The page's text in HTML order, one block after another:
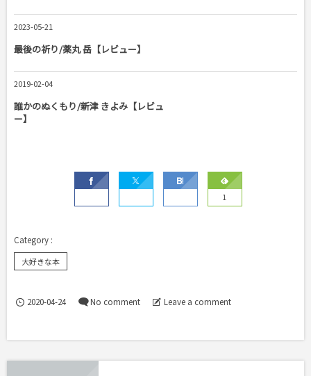
2023-05-21
最後の祈り/薬丸 岳【レビュー】
2019-02-04
誰かのぬくもり/新津 きよみ【レビュ
ー】
1
大好きな本
2020-04-24 No comment Leave a comment